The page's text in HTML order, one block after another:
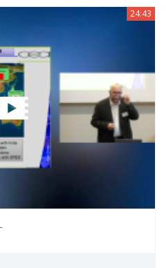
24:43